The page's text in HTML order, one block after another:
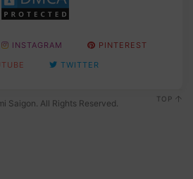
INSTAGRAM
PINTEREST
TWITTER
All Rights Reserved. TOP